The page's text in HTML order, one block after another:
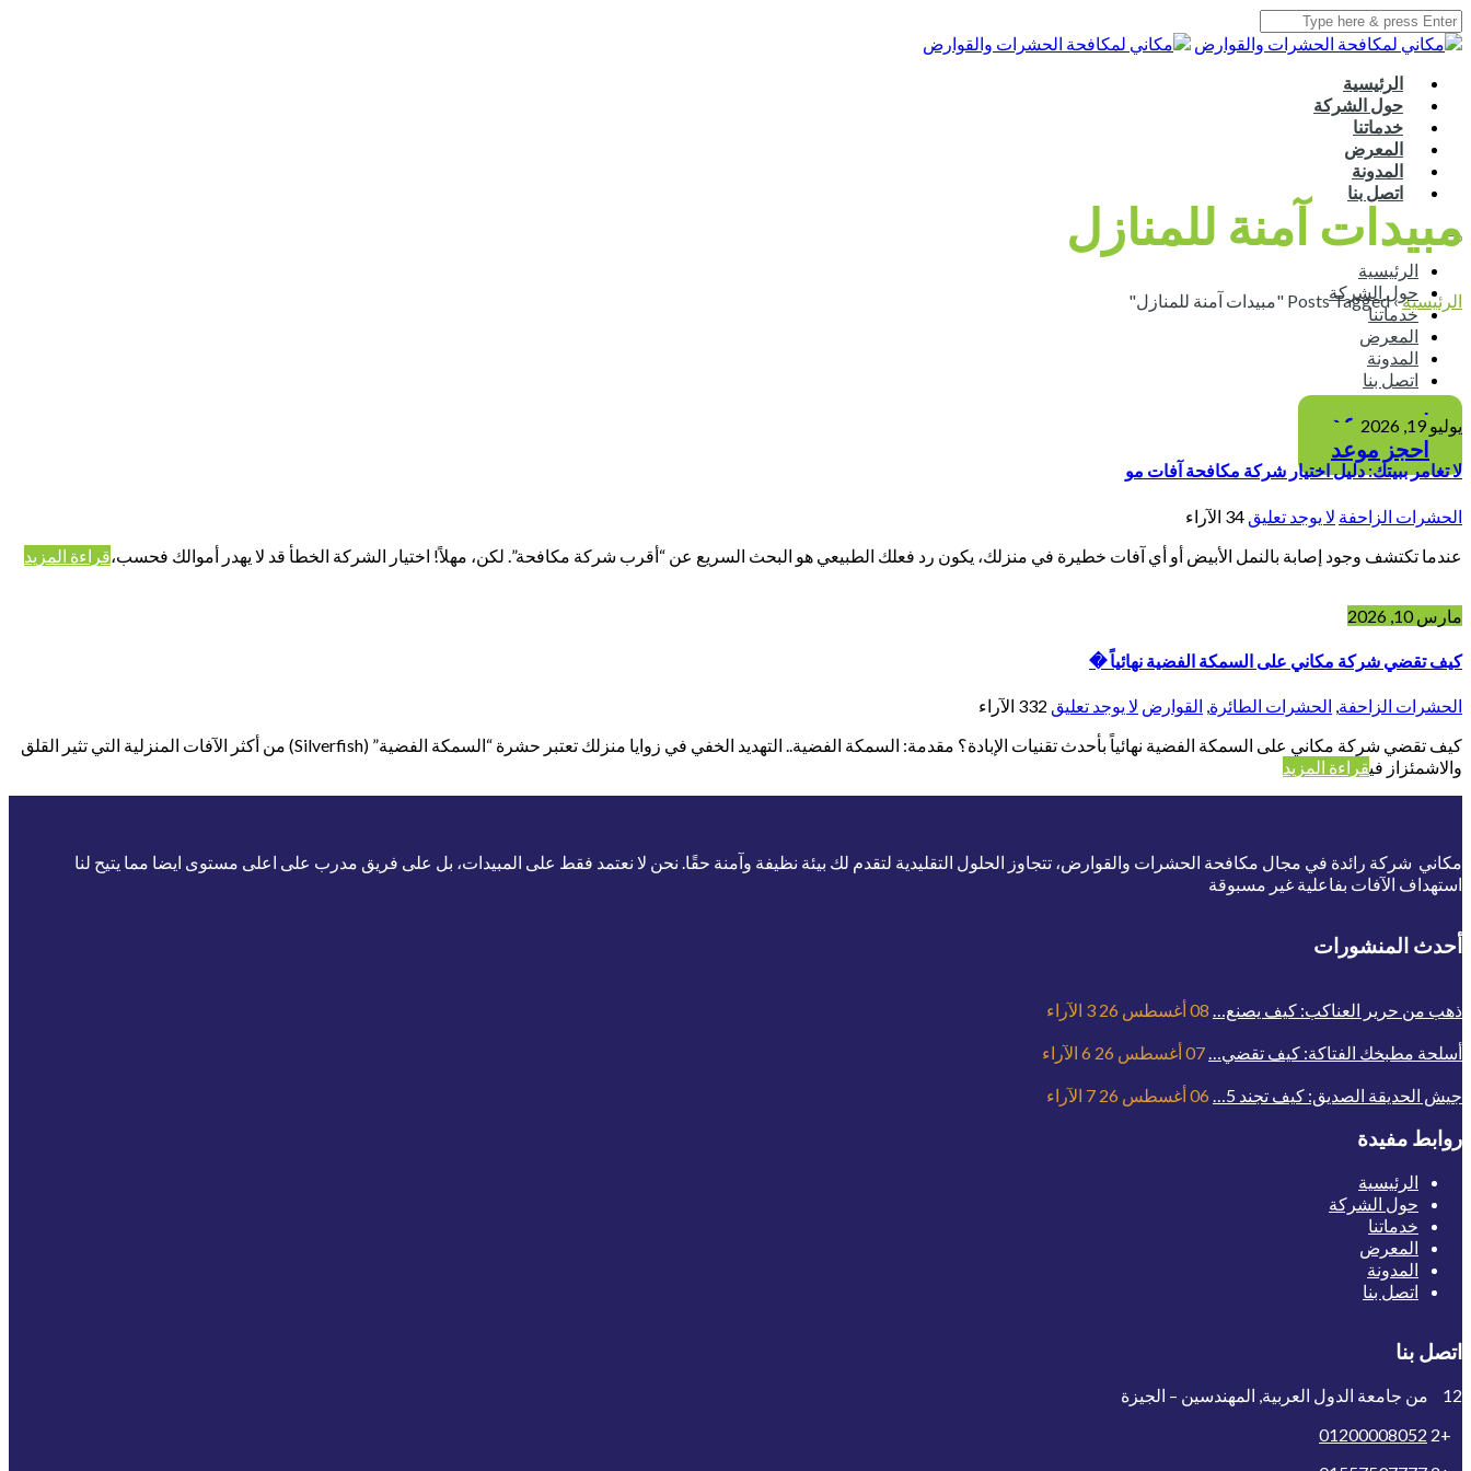
الرئيسية
حول الشركة
خدماتنا
المعرض
المدونة
اتصل بنا
الرئيسية
حول الشركة
خدماتنا
المعرض
المدونة
اتصل بنا
احجز موعد
احجز موعد
مبيدات آمنة للمنازل
الرئيسية›Posts Tagged "مبيدات آمنة للمنازل"
يوليو 19, 2026
لا تغامر ببيتك: دليل اختيار شركة مكافحة آفات مو
الحشرات الزاحفة لا يوجد تعليق 34 الآراء
عندما تكتشف وجود إصابة بالنمل الأبيض أو أي آفات خطيرة في منزلك، يكون رد فعلك الطبيعي هو البحث السريع عن “أقرب شركة مكافحة”. لكن، مهلاً! اختيار الشركة الخطأ قد لا يهدر أموالك فحسب،قراءة المزيد
مارس 10, 2026
كيف تقضي شركة مكاني على السمكة الفضية نهائياً �
الحشرات الزاحفة, الحشرات الطائرة, القوارض لا يوجد تعليق 332 الآراء
كيف تقضي شركة مكاني على السمكة الفضية نهائياً بأحدث تقنيات الإبادة؟ مقدمة: السمكة الفضية.. التهديد الخفي في زوايا منزلك تعتبر حشرة “السمكة الفضية” (Silverfish) من أكثر الآفات المنزلية التي تثير القلق
والاشمئزاز فيقراءة المزيد
مكاني شركة رائدة في مجال مكافحة الحشرات والقوارض، تتجاوز الحلول التقليدية لتقدم لك بيئة نظيفة وآمنة حقًا. نحن لا نعتمد فقط على المبيدات، بل على فريق مدرب على اعلى مستوى ايضا مما يتيح لنا
استهداف الآفات بفاعلية غير مسبوقة
أحدث المنشورات
ذهب من حرير العناكب: كيف يصنع… 08 أغسطس 26 3 الآراء
أسلحة مطبخك الفتاكة: كيف تقضي… 07 أغسطس 26 6 الآراء
جيش الحديقة الصديق: كيف تجند 5… 06 أغسطس 26 7 الآراء
روابط مفيدة
الرئيسية
حول الشركة
خدماتنا
المعرض
المدونة
اتصل بنا
اتصل بنا
12 من جامعة الدول العربية, المهندسين – الجيزة
+2
01200008052